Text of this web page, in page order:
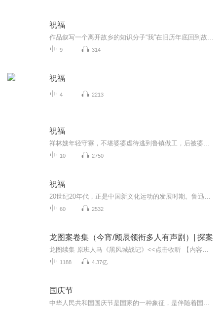
祝福
9 314
祝福
4 2213
祝福
10 2750
祝福
60 2532
龙图案卷集（今宵/顾辰领衔多人有声剧）| 探案
1188 4.37亿
国庆节